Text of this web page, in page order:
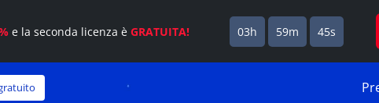
e la seconda licenza èGRATUITA! 03h 59m 44s